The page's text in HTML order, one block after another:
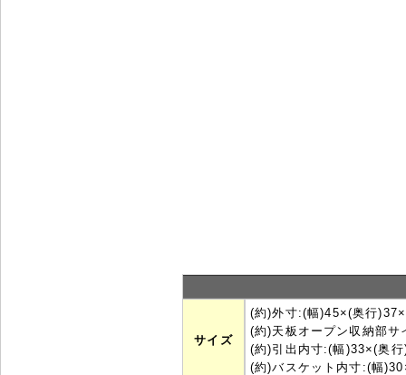
サイズ
(約)外寸:(幅)45×(奥行
(約)天板オープン収納部
(約)引出内寸:(幅)33×(奥
(約)バスケット内寸:(幅